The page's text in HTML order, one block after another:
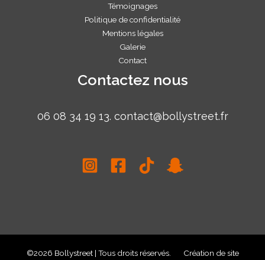
Témoignages
Politique de confidentialité
Mentions légales
Galerie
Contact
Contactez nous
06 08 34 19 13. contact@bollystreet.fr
©2026 Bollystreet | Tous droits réservés. Création de site